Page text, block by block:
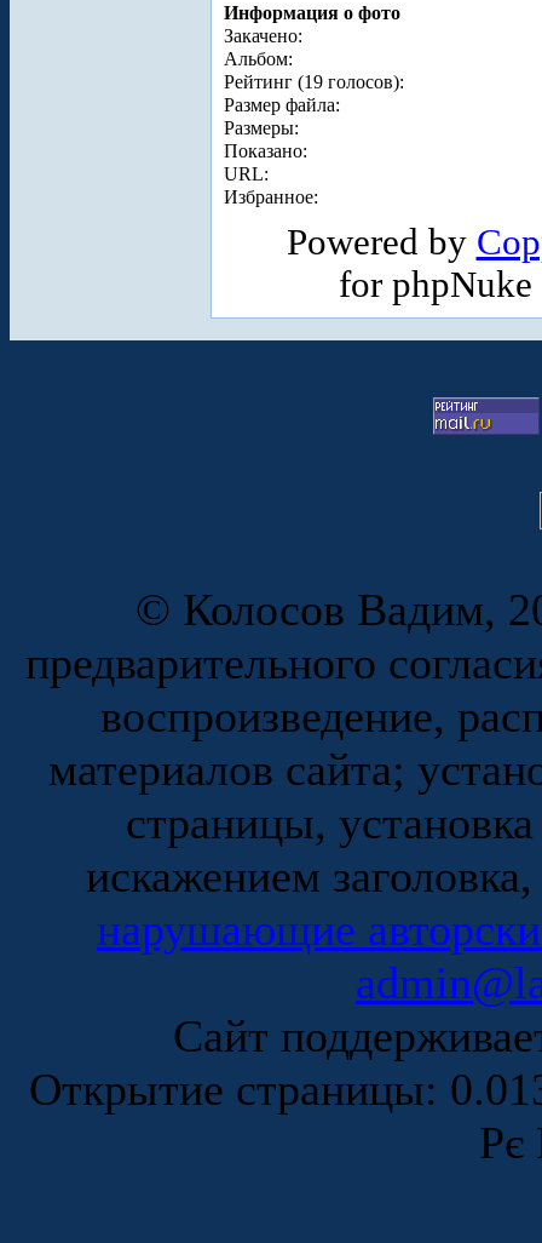
Информация о фото
Закачено:
Альбом:
Рейтинг (19 голосов):
Размер файла:
Размеры:
Показано:
URL:
Избранное:
Powered by
for
© Колосов Вадим,
предварительного
воспроизведение,
материалов сайта;
страницы,
искажением
нарушающие
Сайт
Открытие страницы:
Рє